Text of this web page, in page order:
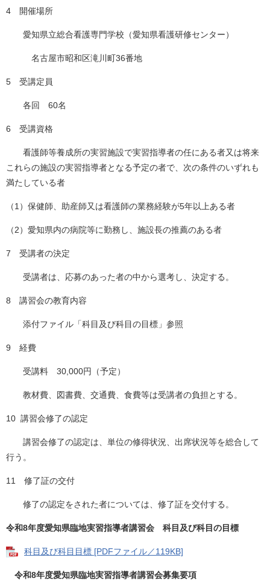
4 開催場所
愛知県立総合看護専門学校（愛知県看護研修センター）
名古屋市昭和区滝川町36番地
5 受講定員
各回 60名
6 受講資格
看護師等養成所の実習施設で実習指導者の任にある者又は将来
これらの施設の実習指導者となる予定の者で、次の条件のいずれも
満たしている者
（1）保健師、助産師又は看護師の業務経験が5年以上ある者
（2）愛知県内の病院等に勤務し、施設長の推薦のある者
7 受講者の決定
受講者は、応募のあった者の中から選考し、決定する。
8 講習会の教育内容
添付ファイル「科目及び科目の目標」参照
9 経費
受講料 30,000円（予定）
教材費、図書費、交通費、食費等は受講者の負担とする。
10 講習会修了の認定
講習会修了の認定は、単位の修得状況、出席状況等を総合して
行う。
11 修了証の交付
修了の認定をされた者については、修了証を交付する。
令和8年度愛知県臨地実習指導者講習会 科目及び科目の目標
科目及び科目目標 [PDFファイル／119KB]
令和8年度愛知県臨地実習指導者講習会募集要項